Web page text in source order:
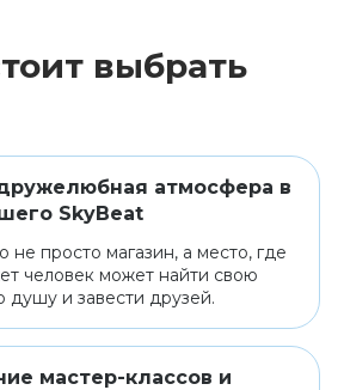
выбрать
атмосфера в
SkyBeat
не просто магазин, а место, где
человек может найти свою
душу и завести друзей.
мастер-классов и